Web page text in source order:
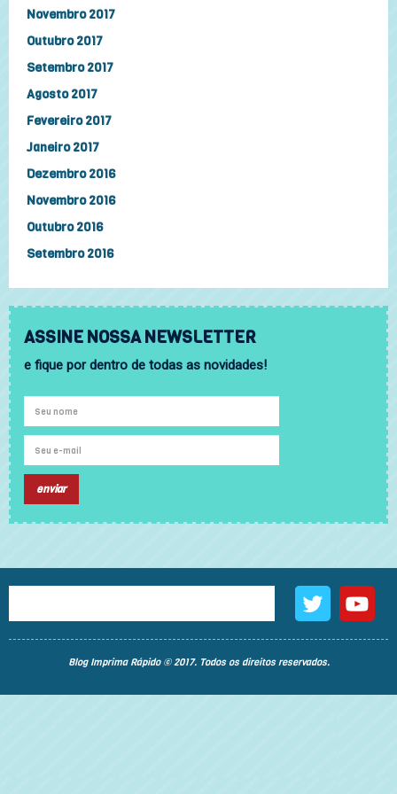
Novembro 2017
Outubro 2017
Setembro 2017
Agosto 2017
Fevereiro 2017
Janeiro 2017
Dezembro 2016
Novembro 2016
Outubro 2016
Setembro 2016
ASSINE NOSSA NEWSLETTER
e fique por dentro de todas as novidades!
Blog Imprima Rápido © 2017. Todos os direitos reservados.